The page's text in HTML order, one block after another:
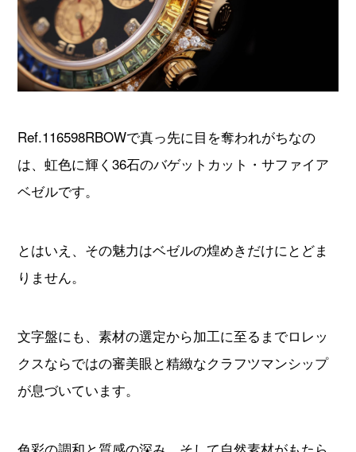
Ref.116598RBOWで真っ先に目を奪われがちなの
は、虹色に輝く36石のバゲットカット・サファイア
ベゼルです。
とはいえ、その魅力はベゼルの煌めきだけにとどま
りません。
文字盤にも、素材の選定から加工に至るまでロレッ
クスならではの審美眼と精緻なクラフツマンシップ
が息づいています。